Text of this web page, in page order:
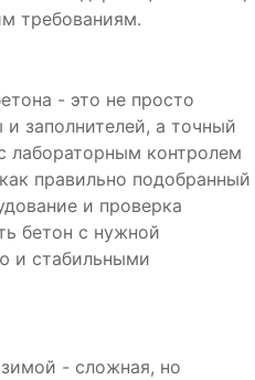
требованиям.
- это не просто
заполнителей, а точный
лабораторным контролем
правильно подобранный
и проверка
бетон с нужной
и стабильными
- сложная, но